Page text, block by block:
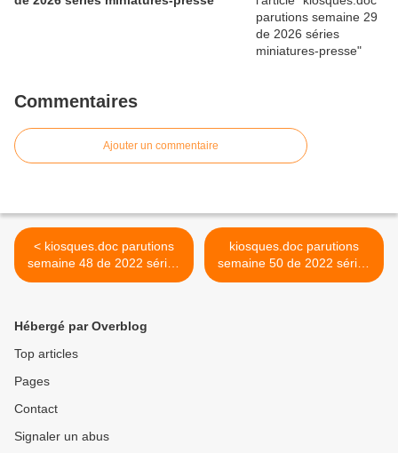
Commentaires
Ajouter un commentaire
< kiosques.doc parutions
semaine 48 de 2022 séries
miniatures-presse
kiosques.doc parutions
semaine 50 de 2022 séries
miniatures-presse >
Hébergé par Overblog
Top articles
Pages
Contact
Signaler un abus